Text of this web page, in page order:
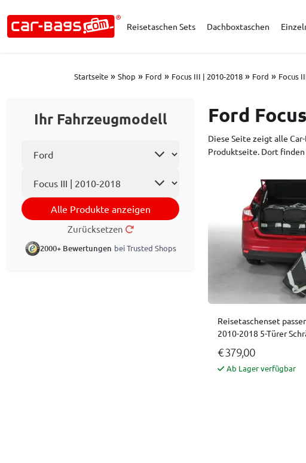
Reisetaschen Sets Dachboxtaschen
Startseite » Shop » Ford » Focus III | 2010-2018 » Ford » Focus
Ihr Fahrzeugmodell
Alle Produkte anzeigen
Zurücksetzen
2000+ Bewertungen bei Trusted Shops
Ford
Diese Seite zeigt alle
Produktseite. Dort
Reisetaschenset
2010-2018 5-Türer
€ 379,00
Ab Lager verfügbar